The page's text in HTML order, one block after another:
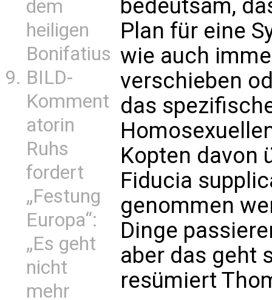
dem
heiligen
Bonifatius
BILD-
Komment
atorin
Ruhs
fordert
„Festung
Europa“:
„Es geht
nicht
mehr
bedeutsam,
Plan für eine
wie auch
verschieben
das
Kopten davon
Fiducia
genommen
Dinge
aber das geht
resümiert